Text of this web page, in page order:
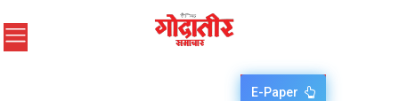
E-Paper